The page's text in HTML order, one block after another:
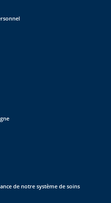
de notre système de soins